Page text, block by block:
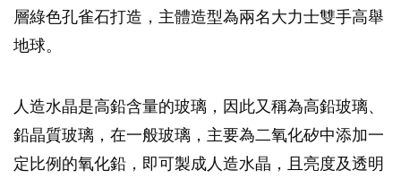
層綠色孔雀石打造，主體造型為兩名大力士雙手高舉
地球。
人造水晶是高鉛含量的玻璃，因此又稱為高鉛玻璃、
鉛晶質玻璃，在一般玻璃，主要為二氧化矽中添加一
定比例的氧化鉛，即可製成人造水晶，且亮度及透明